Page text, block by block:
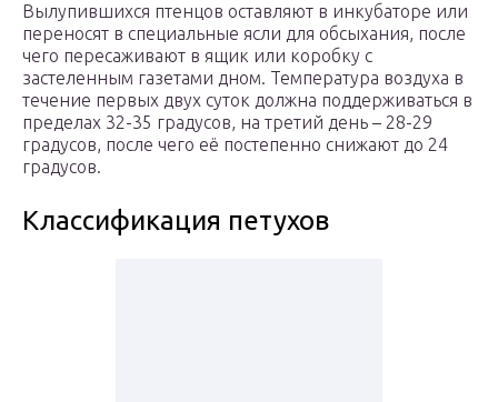
Вылупившихся птенцов оставляют в инкубаторе или
переносят в специальные ясли для обсыхания, после
чего пересаживают в ящик или коробку с
застеленным газетами дном. Температура воздуха в
течение первых двух суток должна поддерживаться в
пределах 32-35 градусов, на третий день – 28-29
градусов, после чего её постепенно снижают до 24
градусов.
Классификация петухов